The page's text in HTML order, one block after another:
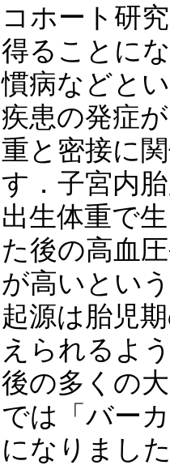
コホート研
得ることに
慣病などと
疾患の発症
重と密接に
す．子宮内
出生体重で
た後の高血
が高いとい
起源は胎児
えられるよ
後の多くの
では「バー
になりまし